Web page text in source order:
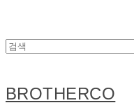
BROTHERCO